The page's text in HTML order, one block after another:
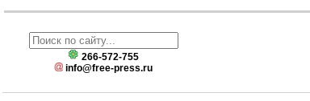
266-572-755
info@free-press.ru